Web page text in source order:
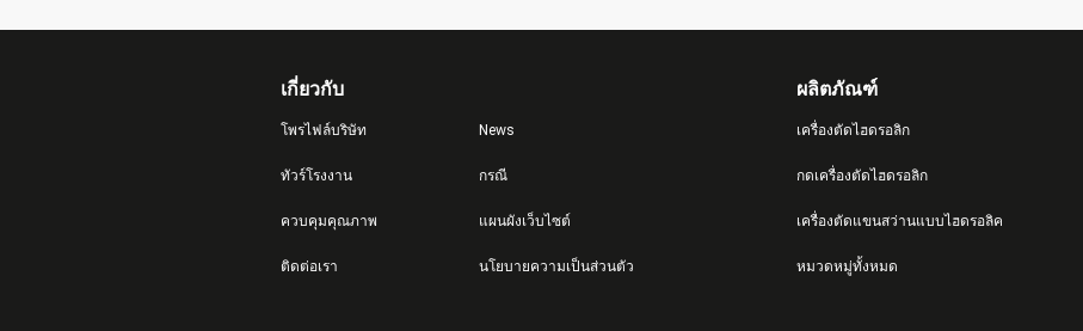
เกี่ยวกับ
โพรไฟล์บริษัท
ทัวร์โรงงาน
ควบคุมคุณภาพ
ติดต่อเรา
News
กรณี
แผนผังเว็บไซต์
นโยบายความเป็นส่วนตัว
ผลิตภัณฑ์
เครื่องตัดไฮดรอลิก
กดเครื่องตัดไฮดรอลิก
เครื่องตัดแขนสว่านแบบไฮดรอลิค
หมวดหมู่ทั้งหมด